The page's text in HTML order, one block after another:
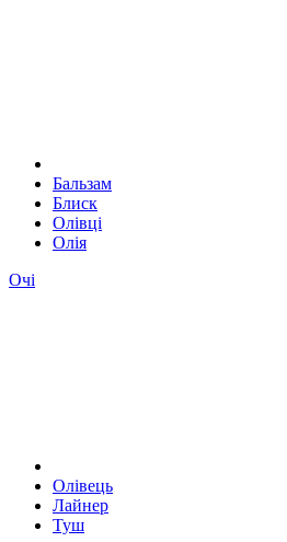
Бальзам
Блиск
Олівці
Олія
Очі
Олівець
Лайнер
Туш